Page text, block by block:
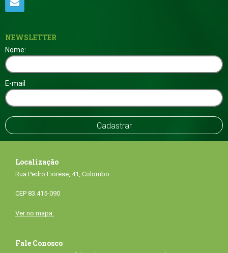
NEWSLETTER
Nome:
E-mail
Localização
Rua Pedro Fiorese, 41, Colombo
CEP 83.415-090
Ver no mapa.
Fale Conosco